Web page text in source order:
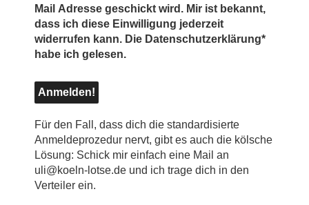
Mail Adresse geschickt wird. Mir ist bekannt,
dass ich diese Einwilligung jederzeit
widerrufen kann. Die Datenschutzerklärung*
habe ich gelesen.
Für den Fall, dass dich die standardisierte
Anmeldeprozedur nervt, gibt es auch die kölsche
Lösung: Schick mir einfach eine Mail an
uli@koeln-lotse.de und ich trage dich in den
Verteiler ein.